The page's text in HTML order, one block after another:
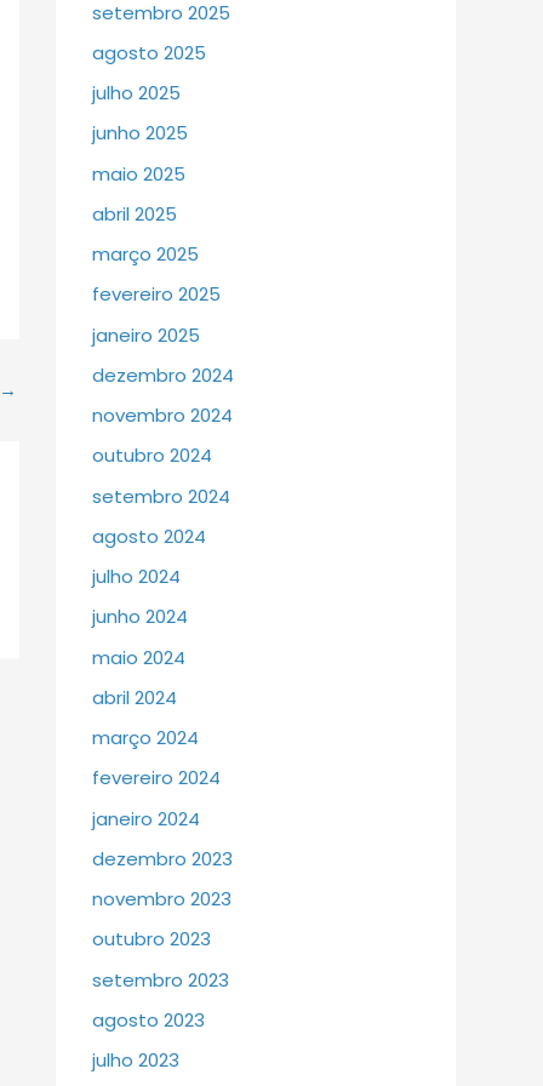
→
setembro 2025
agosto 2025
julho 2025
junho 2025
maio 2025
abril 2025
março 2025
fevereiro 2025
janeiro 2025
dezembro 2024
novembro 2024
outubro 2024
setembro 2024
agosto 2024
julho 2024
junho 2024
maio 2024
abril 2024
março 2024
fevereiro 2024
janeiro 2024
dezembro 2023
novembro 2023
outubro 2023
setembro 2023
agosto 2023
julho 2023